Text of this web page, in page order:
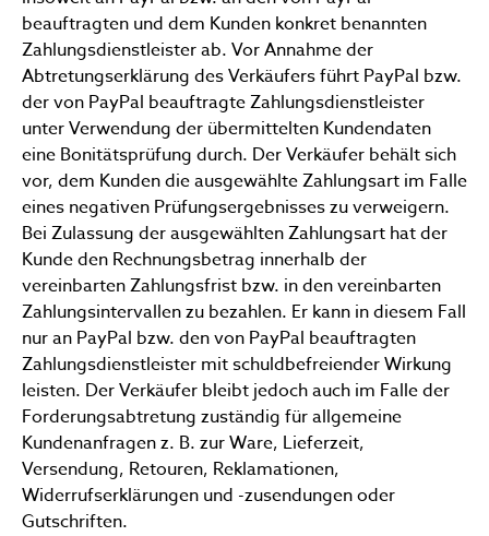
beauftragten und dem Kunden konkret benannten
Zahlungsdienstleister ab. Vor Annahme der
Abtretungserklärung des Verkäufers führt PayPal bzw.
der von PayPal beauftragte Zahlungsdienstleister
unter Verwendung der übermittelten Kundendaten
eine Bonitätsprüfung durch. Der Verkäufer behält sich
vor, dem Kunden die ausgewählte Zahlungsart im Falle
eines negativen Prüfungsergebnisses zu verweigern.
Bei Zulassung der ausgewählten Zahlungsart hat der
Kunde den Rechnungsbetrag innerhalb der
vereinbarten Zahlungsfrist bzw. in den vereinbarten
Zahlungsintervallen zu bezahlen. Er kann in diesem Fall
nur an PayPal bzw. den von PayPal beauftragten
Zahlungsdienstleister mit schuldbefreiender Wirkung
leisten. Der Verkäufer bleibt jedoch auch im Falle der
Forderungsabtretung zuständig für allgemeine
Kundenanfragen z. B. zur Ware, Lieferzeit,
Versendung, Retouren, Reklamationen,
Widerrufserklärungen und -zusendungen oder
Gutschriften.